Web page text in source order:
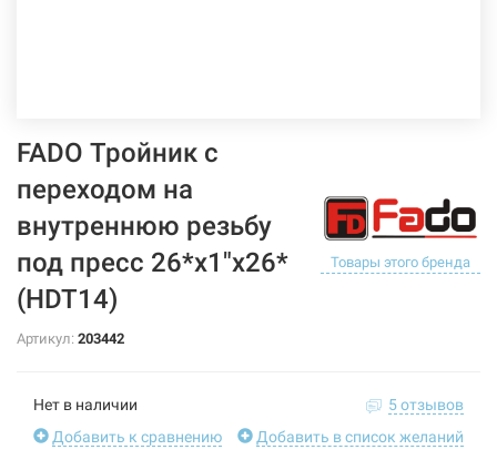
FADO Тройник с
переходом на
внутреннюю резьбу
под пресс 26*х1"x26*
(HDT14)
Товары этого бренда
Артикул: 203442
Нет в наличии
5 отзывов
Добавить к сравнению
Добавить в список желаний